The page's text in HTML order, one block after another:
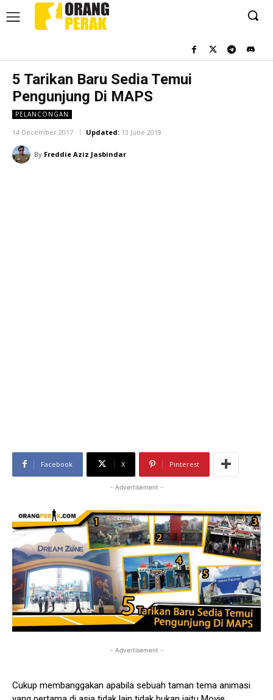
5 Tarikan Baru Sedia Temui
Pengunjung Di MAPS
PELANCONGAN
14 December 2017 Updated: 13 June 2019
By Freddie Aziz Jasbindar
Facebook X Pinterest
- Advertisement -
- Advertisement -
Cukup membanggakan apabila sebuah taman tema animasi